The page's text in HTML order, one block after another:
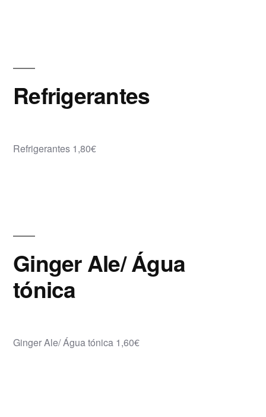
Refrigerantes
Refrigerantes 1,80€
Ginger Ale/ Água
tónica
Ginger Ale/ Água tónica 1,60€